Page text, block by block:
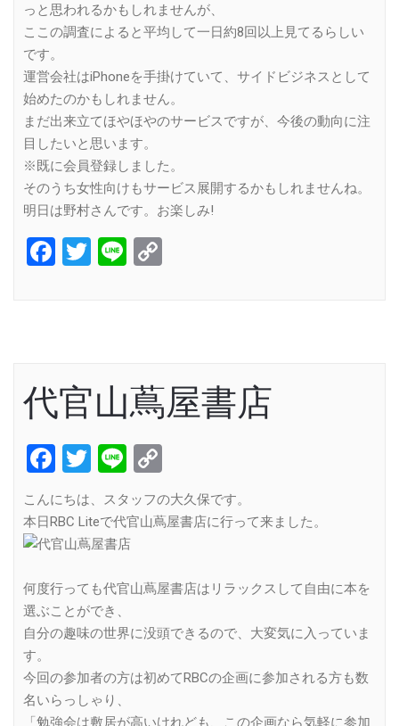
っと思われるかもしれませんが、
ここの調査によると平均して一日約8回以上見てるらしい
です。
運営会社はiPhoneを手掛けていて、サイドビジネスとして
始めたのかもしれません。
まだ出来立てほやほやのサービスですが、今後の動向に注
目したいと思います。
※既に会員登録しました。
そのうち女性向けもサービス展開するかもしれませんね。
明日は野村さんです。お楽しみ!
Facebook
Twitter
Line
代官山蔦屋書店
Facebook
Twitter
Line
Link
こんにちは、スタッフの大久保です。
本日RBC Liteで代官山蔦屋書店に行って来ました。
何度行っても代官山蔦屋書店はリラックスして自由に本を
選ぶことができ、
自分の趣味の世界に没頭できるので、大変気に入っていま
す。
今回の参加者の方は初めてRBCの企画に参加される方も数
名いらっしゃり、
「勉強会は敷居が高いけれども、この企画なら気軽に参加